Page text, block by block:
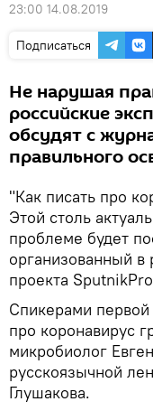
23:00 14.08.2019
Подписаться
Не нарушая
российские
обсудят с
правильного
"Как писать про
Этой столь
проблеме будет
организованный в
проекта
Спикерами
про коронавирус
микробиолог
русскоязычной
Глушакова.